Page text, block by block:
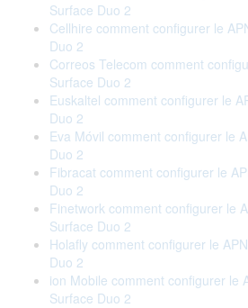
Surface Duo 2
Cellhire comment configurer le
Duo 2
Correos Telecom comment
Surface Duo 2
Euskaltel comment configurer le
Duo 2
Eva Móvil comment configurer le
Duo 2
Fibracat comment configurer le
Duo 2
Finetwork comment configurer le
Surface Duo 2
Holafly comment configurer le
Duo 2
ion Mobile comment configurer le
Surface Duo 2